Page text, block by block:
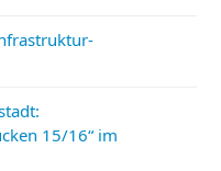
15/16“ im